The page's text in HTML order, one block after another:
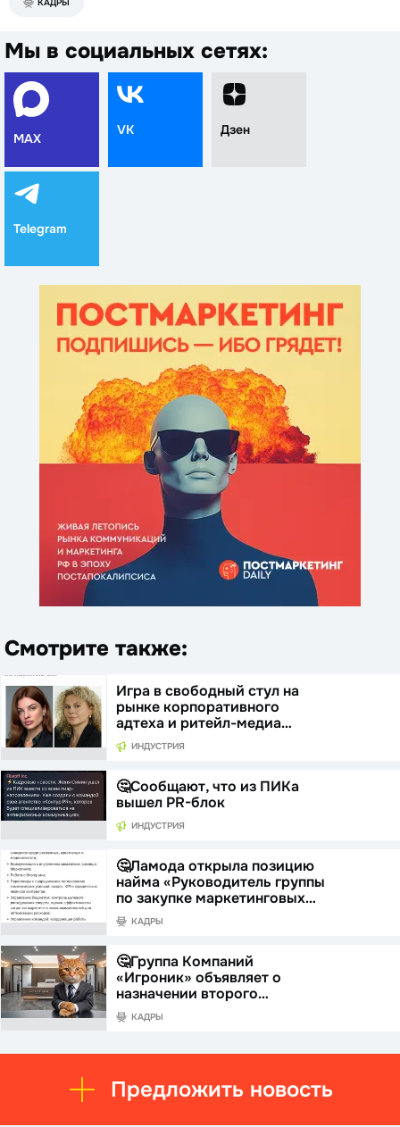
КАДРЫ
Мы в социальных сетях:
MAX
VK Дзен
Telegram
Смотрите также:
Игра в свободный стул на
рынке корпоративного
адтеха и ритейл-медиа…
ИНДУСТРИЯ
🤔Сообщают, что из ПИКа
вышел PR-блок
ИНДУСТРИЯ
🤔Ламода открыла позицию
найма «Руководитель группы
по закупке маркетинговых…
КАДРЫ
🤔Группа Компаний
«Игроник» объявляет о
назначении второго…
КАДРЫ
Предложить новость